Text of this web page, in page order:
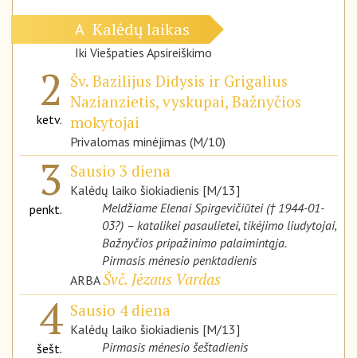
A Kalėdų laikas
Iki Viešpaties Apsireiškimo
2
ketv.
Šv. Bazilijus Didysis ir Grigalius
Nazianzietis, vyskupai, Bažnyčios
mokytojai
Privalomas minėjimas (M/10)
3
penkt.
Sausio 3 diena
Kalėdų laiko šiokiadienis [M/13]
Meldžiame Elenai Spirgevičiūtei († 1944-01-
03?) – katalikei pasaulietei, tikėjimo liudytojai,
Bažnyčios pripažinimo palaimintąja.
Pirmasis mėnesio penktadienis
ARBAŠvč. Jėzaus Vardas
4
šešt.
Sausio 4 diena
Kalėdų laiko šiokiadienis [M/13]
Pirmasis mėnesio šeštadienis